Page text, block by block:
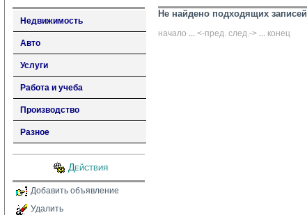
Недвижимость
Авто
Услуги
Работа и учеба
Производство
Разное
Действия
Добавить объявление
Удалить
Не найдено подходящих записей
начало ... <-пред. след.-> ... конец